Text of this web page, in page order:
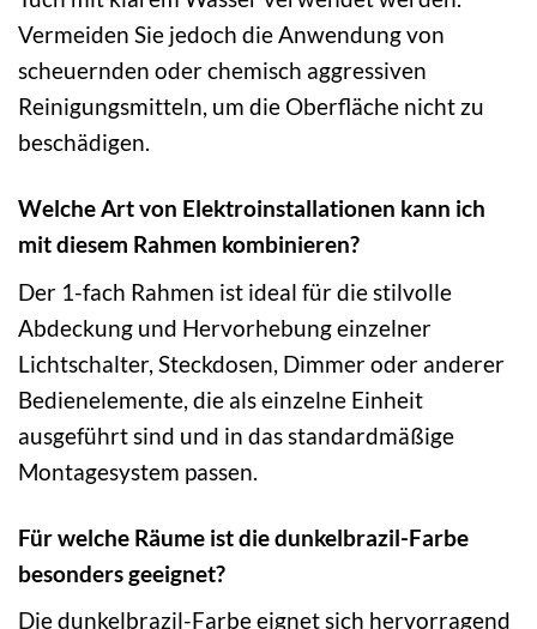
Vermeiden Sie jedoch die Anwendung von
scheuernden oder chemisch aggressiven
Reinigungsmitteln, um die Oberfläche nicht zu
beschädigen.
Welche Art von Elektroinstallationen kann ich
mit diesem Rahmen kombinieren?
Der 1-fach Rahmen ist ideal für die stilvolle
Abdeckung und Hervorhebung einzelner
Lichtschalter, Steckdosen, Dimmer oder anderer
Bedienelemente, die als einzelne Einheit
ausgeführt sind und in das standardmäßige
Montagesystem passen.
Für welche Räume ist die dunkelbrazil-Farbe
besonders geeignet?
Die dunkelbrazil-Farbe eignet sich hervorragend